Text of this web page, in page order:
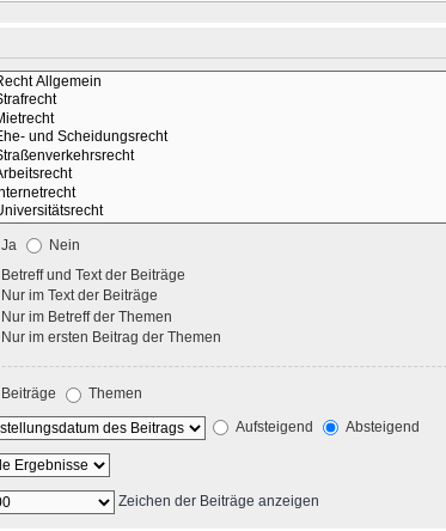
Ja
Nein
Betreff und Text der Beiträge
Nur im Text der Beiträge
Nur im Betreff der Themen
Nur im ersten Beitrag der Themen
Beiträge
Themen
Aufsteigend Absteigend
Zeichen der Beiträge anzeigen